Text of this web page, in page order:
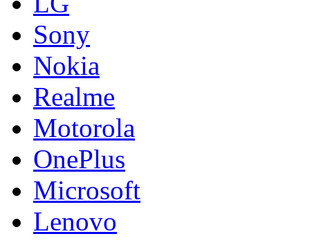
Sony
Nokia
Realme
Motorola
OnePlus
Microsoft
Lenovo